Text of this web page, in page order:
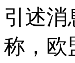
引述消
称，欧